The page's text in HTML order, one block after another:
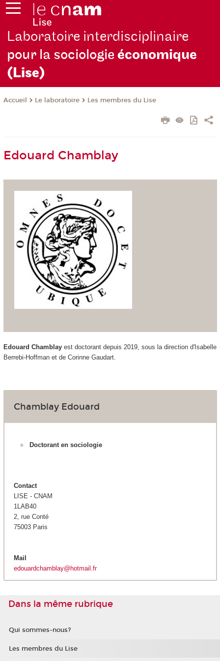
Laboratoire interdisciplinaire
pour la sociologieéconomique
(Lise)
Accueil Le laboratoire Les membres du Lise
Edouard Chamblay
Edouard Chamblay est doctorant depuis 2019, sous la direction d'Isabelle
Berrebi-Hoffman et de Corinne Gaudart.
Chamblay Edouard
Doctorant en sociologie
Contact
LISE - CNAM
1LAB40
2, rue Conté
75003 Paris
Mail
edouardchamblay@hotmail.fr
Dans la même rubrique
Qui sommes-nous?
Les membres du Lise